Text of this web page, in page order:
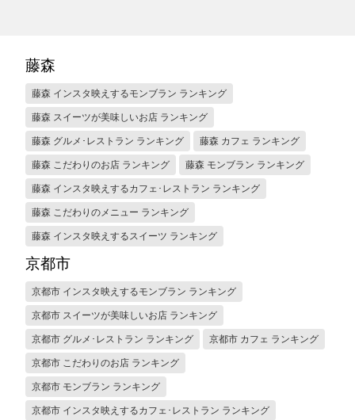
藤森
藤森 インスタ映えするモンブラン ランキング
藤森 スイーツが美味しいお店 ランキング
藤森 グルメ･レストラン ランキング 藤森 カフェ ランキング
藤森 こだわりのお店 ランキング 藤森 モンブラン ランキング
藤森 インスタ映えするカフェ･レストラン ランキング
藤森 こだわりのメニュー ランキング
藤森 インスタ映えするスイーツ ランキング
京都市
京都市 インスタ映えするモンブラン ランキング
京都市 スイーツが美味しいお店 ランキング
京都市 グルメ･レストラン ランキング 京都市 カフェ ランキング
京都市 こだわりのお店 ランキング
京都市 モンブラン ランキング
京都市 インスタ映えするカフェ･レストラン ランキング